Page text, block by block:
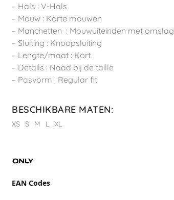
– Hals : V-Hals
– Mouw : Korte mouwen
– Manchetten : Mouwuiteinden met omslag
– Sluiting : Knoopsluiting
– Lengte/maat : Kort
– Details : Naad bij de taille
– Pasvorm : Regular fit
BESCHIKBARE MATEN:
XS S M L XL
EAN Codes